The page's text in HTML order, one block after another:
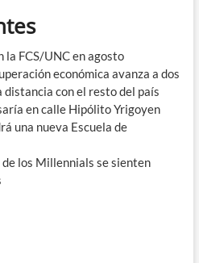
la FCS/UNC en agosto
económica avanza a dos
con el resto del país
en calle Hipólito Yrigoyen
una nueva Escuela de
de los Millennials se sienten